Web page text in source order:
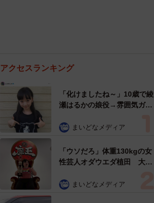
アクセスランキング
「化けましたね～」10歳で綾
瀬はるかの娘役→雰囲気ガラ
雰囲気が」「宝塚に入れそ
まいどなメディア
「ウソだろ」体重130kgの女
性芸人オダウエダ植田 大学
で」 まいどなメディア